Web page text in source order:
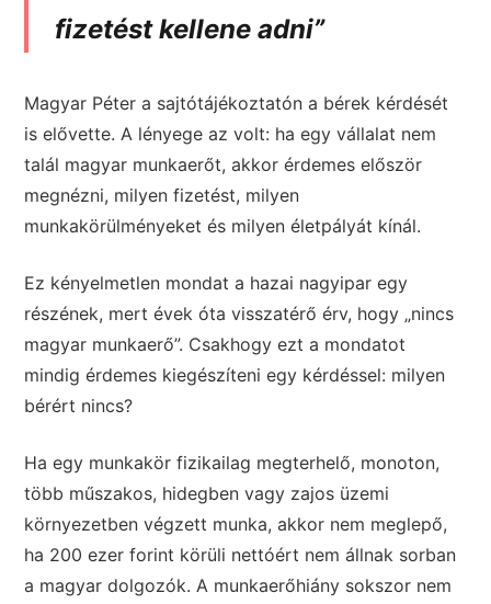
fizetést kellene adni”
Magyar Péter a sajtótájékoztatón a bérek kérdését
is elővette. A lényege az volt: ha egy vállalat nem
talál magyar munkaerőt, akkor érdemes először
megnézni, milyen fizetést, milyen
munkakörülményeket és milyen életpályát kínál.
Ez kényelmetlen mondat a hazai nagyipar egy
részének, mert évek óta visszatérő érv, hogy „nincs
magyar munkaerő”. Csakhogy ezt a mondatot
mindig érdemes kiegészíteni egy kérdéssel: milyen
bérért nincs?
Ha egy munkakör fizikailag megterhelő, monoton,
több műszakos, hidegben vagy zajos üzemi
környezetben végzett munka, akkor nem meglepő,
ha 200 ezer forint körüli nettóért nem állnak sorban
a magyar dolgozók. A munkaerőhiány sokszor nem